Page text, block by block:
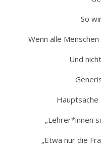
So
Wenn alle
Und
„Lehrer*innen
„Etwa nur die